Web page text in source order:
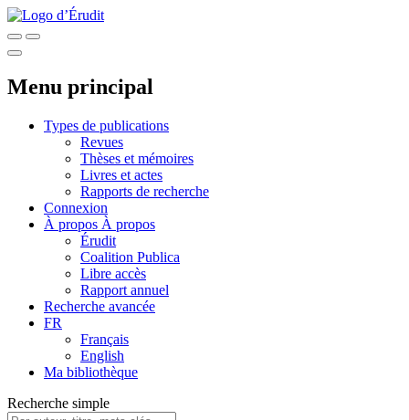
Menu principal
Types de publications
Revues
Thèses et mémoires
Livres et actes
Rapports de recherche
Connexion
À propos À propos
Érudit
Coalition Publica
Libre accès
Rapport annuel
Recherche avancée
FR
Français
English
Ma bibliothèque
Recherche simple